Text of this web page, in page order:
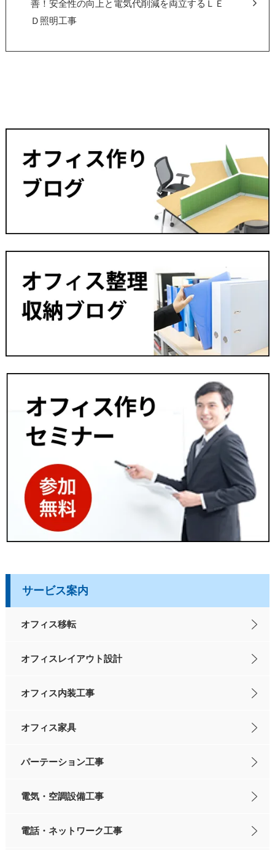
善！安全性の向上と電気代削減を両立するＬＥ
Ｄ照明工事
サービス案内
オフィス移転
オフィスレイアウト設計
オフィス内装工事
オフィス家具
パーテーション工事
電気・空調設備工事
電話・ネットワーク工事